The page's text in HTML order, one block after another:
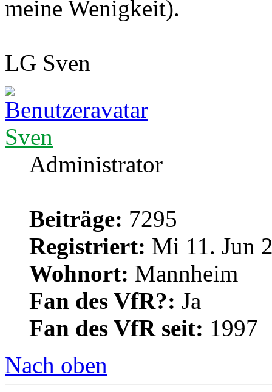
meine Wenigkeit).
LG Sven
Sven
Administrator
Beiträge: 7295
Registriert: Mi 11. Jun
Wohnort: Mannheim
Fan des VfR?: Ja
Fan des VfR seit: 1997
Nach oben